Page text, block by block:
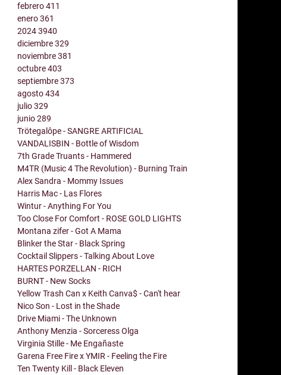
febrero411
enero361
20243940
diciembre329
noviembre381
octubre403
septiembre373
agosto434
julio329
junio289
Trötegalôpe - SANGRE ARTIFICIAL
VANDALISBIN - Bottle of Wisdom
7th Grade Truants - Hammered
M4TR (Music 4 The Revolution) - Burning Train
Alex Sandra - Mommy Issues
Harris Mac - Las Flores
Wintur - Anything For You
Too Close For Comfort - ROSE GOLD LIGHTS
Montana zifer - Got A Mama
Blinker the Star - Black Spring
Cocktail Slippers - Talking About Love
HARTES PORZELLAN - RICH
BURNT - New Socks
Yellow Trash Can x Keith Canva$ - Can't hear
Nico Son - Lost in the Shade
Drive Miami - The Unknown
Anthony Menzia - Sorceress Olga
Virginia Stille - Me Engañaste
Garena Free Fire x YMIR - Feeling the Fire
Ten Twenty Kill - Black Eleven